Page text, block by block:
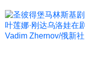
科技